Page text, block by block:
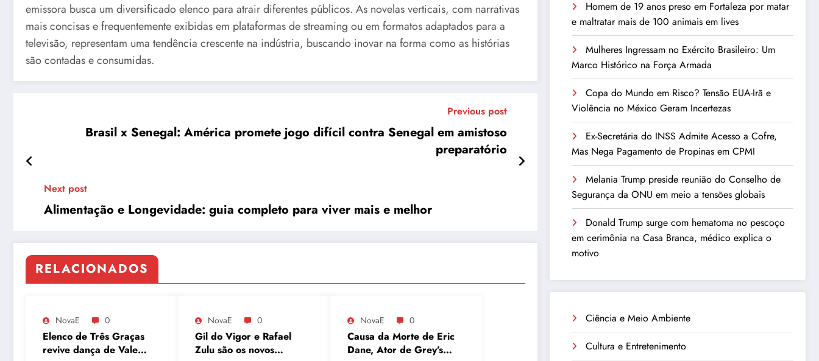
emissora busca um diversificado elenco para atrair diferentes públicos. As novelas verticais, com narrativas
mais concisas e frequentemente exibidas em plataformas de streaming ou em formatos adaptados para a
televisão, representam uma tendência crescente na indústria, buscando inovar na forma como as histórias
são contadas e consumidas.
Previous post
Brasil x Senegal: América promete jogo difícil contra Senegal em amistoso
preparatório
Next post
Alimentação e Longevidade: guia completo para viver mais e melhor
RELACIONADOS
NovaE 0
Elenco de Três Graças
revive dança de Vale
NovaE 0
Gil do Vigor e Rafael
Zulu são os novos
NovaE 0
Causa da Morte de Eric
Dane, Ator de Grey’s
Homem de 19 anos preso em Fortaleza por matar
e maltratar mais de 100 animais em lives
Mulheres Ingressam no Exército Brasileiro: Um
Marco Histórico na Força Armada
Copa do Mundo em Risco? Tensão EUA-Irã e
Violência no México Geram Incertezas
Ex-Secretária do INSS Admite Acesso a Cofre,
Mas Nega Pagamento de Propinas em CPMI
Melania Trump preside reunião do Conselho de
Segurança da ONU em meio a tensões globais
Donald Trump surge com hematoma no pescoço
em cerimônia na Casa Branca, médico explica o
motivo
Ciência e Meio Ambiente
Cultura e Entretenimento